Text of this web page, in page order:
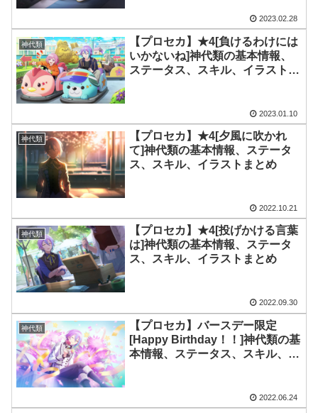
2023.02.28
神代類
【プロセカ】★4[負けるわけには
いかないね]神代類の基本情報、
ステータス、スキル、イラストま
2023.01.10
神代類
【プロセカ】★4[夕風に吹かれ
て]神代類の基本情報、ステータ
ス、スキル、イラストまとめ
2022.10.21
神代類
【プロセカ】★4[投げかける言葉
は]神代類の基本情報、ステータ
ス、スキル、イラストまとめ
2022.09.30
神代類
【プロセカ】バースデー限定
[Happy Birthday！！]神代類の基
本情報、ステータス、スキル、イ
2022.06.24